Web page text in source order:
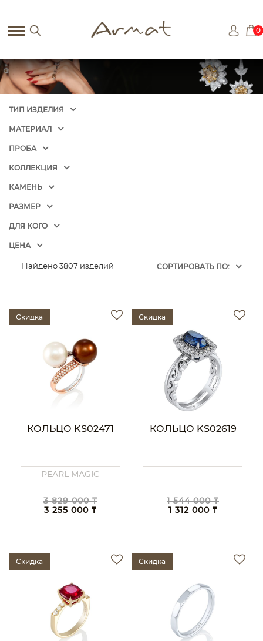
0
ТИП ИЗДЕЛИЯ
МАТЕРИАЛ
ПРОБА
КОЛЛЕКЦИЯ
КАМЕНЬ
РАЗМЕР
ДЛЯ КОГО
ЦЕНА
Найдено 3807 изделий CОРТИРОВАТЬ ПО:
Скидка
КОЛЬЦО KS02471
PEARL MAGIC
3 829 000 ₸
3 255 000 ₸
Скидка
КОЛЬЦО KS02619
1 544 000 ₸
1 312 000 ₸
Скидка Скидка